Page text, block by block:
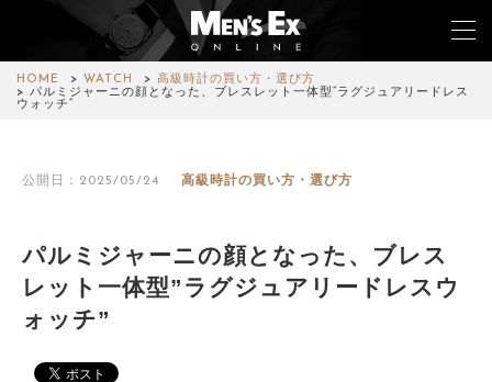
HOME WATCH
高級時計の買い方・選び方
パルミジャーニの顔となった、ブレスレット一体型”ラグジュアリードレス
ウォッチ”
公開日：2025/05/24 高級時計の買い方・選び方
パルミジャーニの顔となった、ブレス
レット一体型”ラグジュアリードレスウ
ォッチ”
FASHION
CAR&BIKE